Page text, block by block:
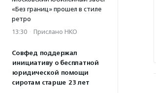
«Без границ» прошел в стиле
ретро
13:30 · Прислано НКО
Совфед поддержал
инициативу о бесплатной
юридической помощи
сиротам старше 23 лет